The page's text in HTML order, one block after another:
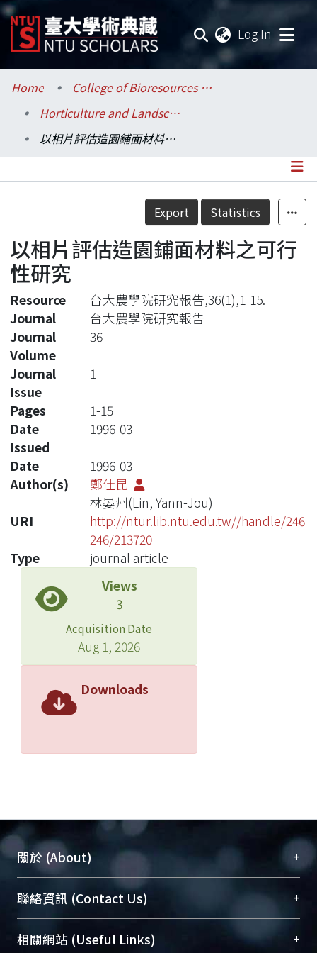
Log In
Communities & Collections
Research Outputs
Statistics
Home
College of Bioresources and Agriculture / 生物資源暨農學院
Horticulture and Landscape Architecture / 園藝暨景觀學系
以相片評估造園鋪面材料之可行性研究
Details
Export Statistics
以相片評估造園鋪面材料之可行
性研究
Resource
台大農學院研究報告,36(1),1-15.
Journal
台大農學院研究報告
Journal
Volume
36
Journal
Issue
1
Pages
1-15
Date
Issued
1996-03
Date
1996-03
Author(s)
鄭佳昆
林晏州(Lin, Yann-Jou)
URI
http://ntur.lib.ntu.edu.tw//handle/246
246/213720
Type
journal article
Views
3
Acquisition Date
Aug 1, 2026
Downloads
關於 (About) +
臺大位居世界頂尖大學之列，為永久珍藏及向國際
展現本校豐碩的研究成果及學術能量，圖書館整合
機構典藏（NTUR）與學術庫（AH）不同功能平
聯絡資訊 (Contact Us) +
總館學科館員(Main Library)
相關網站 (Useful Links) +